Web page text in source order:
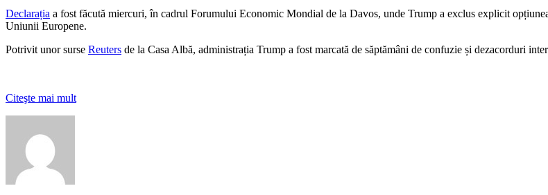
Declarația a fost făcută miercuri, în cadrul Forumului Economic Mondial de la Davos, unde Trump a exclus explicit
Uniunii Europene.
Potrivit unor surse Reuters de la Casa Albă, administrația Trump a fost marcată de săptămâni de confuzie și dezacorduri
Citeşte mai mult